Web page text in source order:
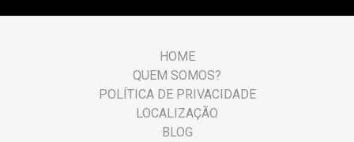
HOME
QUEM SOMOS?
POLÍTICA DE PRIVACIDADE
LOCALIZAÇÃO
BLOG